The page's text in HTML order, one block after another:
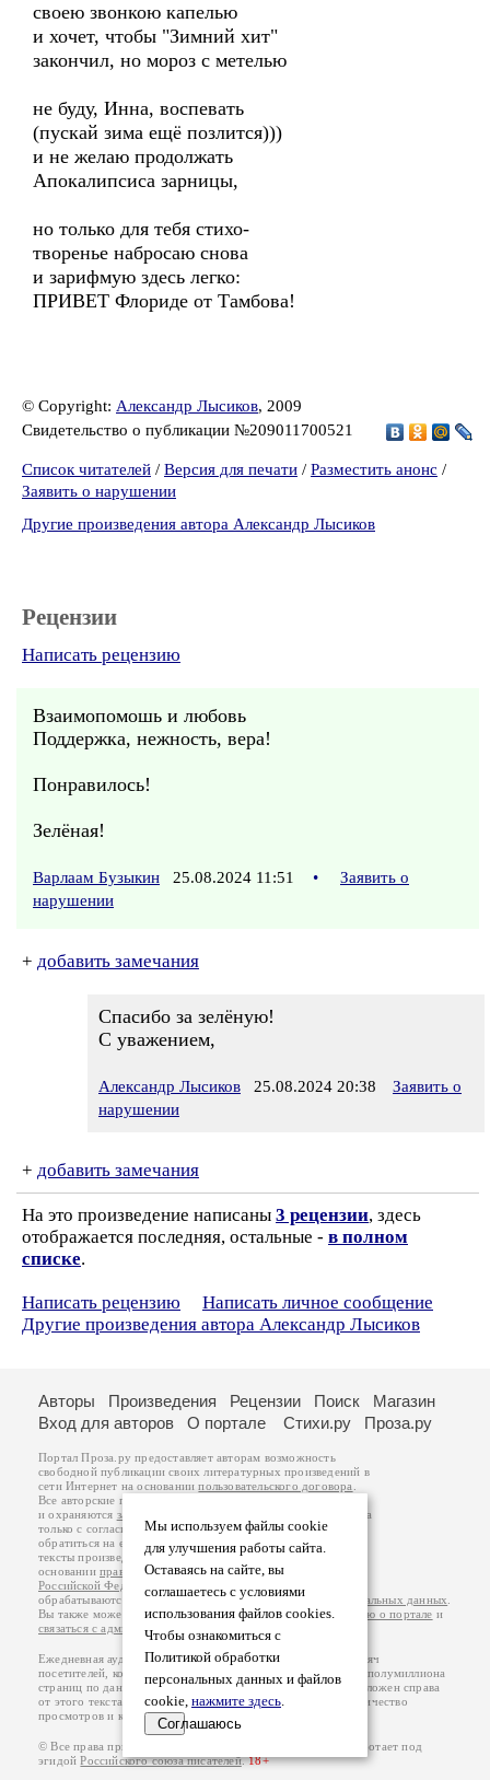
своею звонкою капелью
и хочет, чтобы "Зимний хит"
закончил, но мороз с метелью
не буду, Инна, воспевать
(пускай зима ещё позлится)))
и не желаю продолжать
Апокалипсиса зарницы,
но только для тебя стихо-
творенье набросаю снова
и зарифмую здесь легко:
ПРИВЕТ Флориде от Тамбова!
© Copyright: Александр Лысиков, 2009
Свидетельство о публикации №209011700521
Список читателей / Версия для печати / Разместить анонс /
Заявить о нарушении
Другие произведения автора Александр Лысиков
Рецензии
Написать рецензию
Взаимопомошь и любовь
Поддержка, нежность, вера!
Понравилось!
Зелёная!
Варлаам Бузыкин 25.08.2024 11:51 •
Заявить о
нарушении
+ добавить замечания
Спасибо за зелёную!
С уважением,
Александр Лысиков 25.08.2024 20:38
Заявить о
нарушении
+ добавить замечания
На это произведение написаны 3 рецензии, здесь
отображается последняя, остальные - в полном
списке.
Написать рецензию
Написать личное сообщение
Другие произведения автора Александр Лысиков
Мы используем файлы cookie
для улучшения работы сайта.
Оставаясь на сайте, вы
соглашаетесь с условиями
использования файлов cookies.
Чтобы ознакомиться с
Политикой обработки
персональных данных и файлов
cookie, нажмите здесь.
Соглашаюсь
Авторы Произведения Рецензии Поиск
Магазин
Вход для авторов
О портале Стихи.ру Проза.ру
Портал Проза.ру предоставляет авторам возможность
свободной публикации своих литературных произведений в
сети Интернет на основаниипользовательского договора
Все авторские права на произведения принадлежат авторам
и охраняются законом
. Перепечатка произведений возможна
только с согласия его автора, к которому вы можете
обратиться на его авторской странице. Ответственность за
тексты произведений авторы несут самостоятельно на
основанииправил публикацииизаконодательства
Российской Федерации
обрабатываются на основанииПолитики обработки персональных данных
Вы также можете посмотреть более подробнуюинформацию о портале и
связаться с администрацией
Ежедневная аудитория портала Проза.ру – порядка 100 тысяч
посетителей, которые в общей сумме просматривают более полумиллиона
страниц по данным счетчика посещаемости, который расположен справа
от этого текста. В каждой графе указано по две цифры: количество
просмотров и количество посетителей.
© Все права принадлежат авторам, 2000-2026. Портал работает под
эгидойРоссийского союза писателей.18+